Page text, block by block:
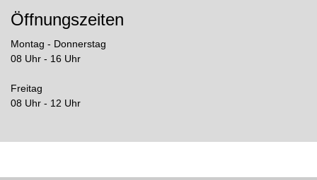
Öffnungszeiten
Montag - Donnerstag
08 Uhr - 16 Uhr
Freitag
08 Uhr - 12 Uhr